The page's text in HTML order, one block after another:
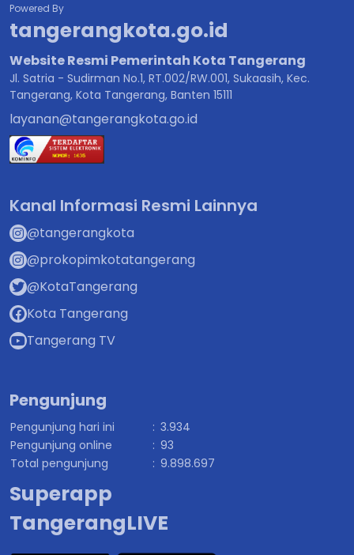
Powered By
tangerangkota.go.id
Website Resmi Pemerintah Kota Tangerang
Jl. Satria - Sudirman No.1, RT.002/RW.001, Sukaasih, Kec.
Tangerang, Kota Tangerang, Banten 15111
layanan@tangerangkota.go.id
Kanal Informasi Resmi Lainnya
@tangerangkota
@prokopimkotatangerang
@KotaTangerang
Kota Tangerang
Tangerang TV
Pengunjung
Pengunjung hari ini : 3.934
Pengunjung online
: 93
Total pengunjung
: 9.898.697
Superapp
TangerangLIVE